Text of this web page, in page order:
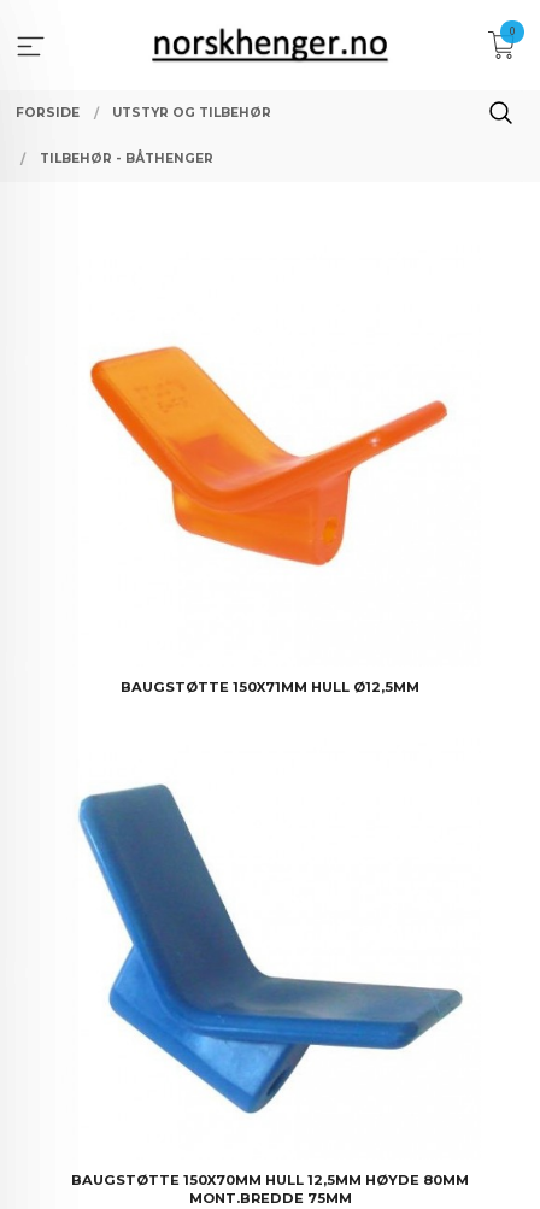
innholdet
0
FORSIDE UTSTYR OG TILBEHØR
TILBEHØR - BÅTHENGER
BAUGSTØTTE 150X71MM HULL Ø12,5MM
BAUGSTØTTE 150X70MM HULL 12,5MM HØYDE 80MM
MONT.BREDDE 75MM